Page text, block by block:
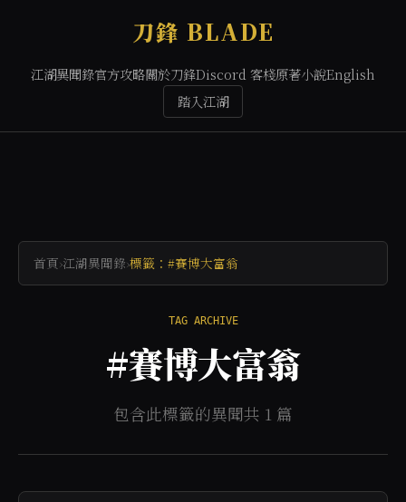
刀鋒 BLADE
江湖異聞錄官方攻略關於刀鋒Discord 客棧原著小說English
踏入江湖
首頁›江湖異聞錄›標籤：#賽博大富翁
TAG ARCHIVE
#賽博大富翁
包含此標籤的異聞共 1 篇